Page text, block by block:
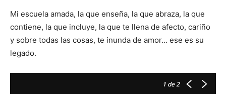
Mi escuela amada, la que enseña, la que abraza, la que
contiene, la que incluye, la que te llena de afecto, cariño
y sobre todas las cosas, te inunda de amor… ese es su
legado.
1 de 2